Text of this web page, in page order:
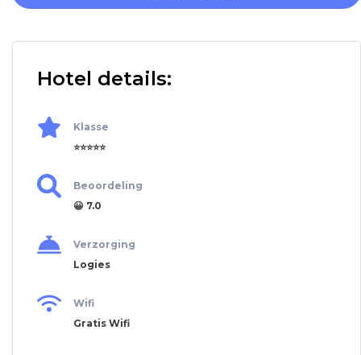
Hotel details:
Klasse
⭐⭐⭐⭐⭐
Beoordeling
😀 7.0
Verzorging
Logies
Wifi
Gratis Wifi